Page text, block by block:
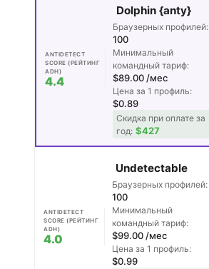
ANTIDETECT
SCORE (РЕЙТИНГ
ADH)
4.4
Dolphin {anty}
Браузерных профилей:
100
Минимальный
командный тариф:
$89.00 /мес
Цена за 1 профиль:
$0.89
Скидка при оплате за
год: $427
ANTIDETECT
SCORE (РЕЙТИНГ
ADH)
4.0
Undetectable
Браузерных профилей:
100
Минимальный
командный тариф:
$99.00 /мес
Цена за 1 профиль:
$0.99